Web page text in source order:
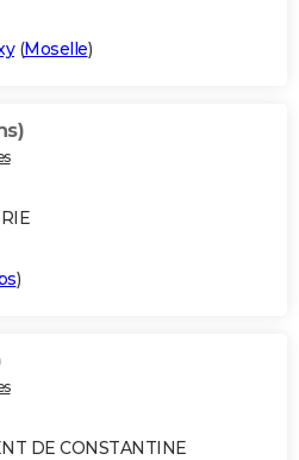
(Moselle)
)
DE CONSTANTINE